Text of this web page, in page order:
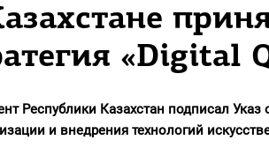
жыл
«Digital
Республики Казахстан подписал
и внедрения технологий